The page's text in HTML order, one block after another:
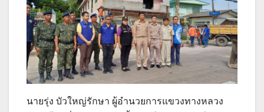
นายรุ่ง บัวใหญ่รักษา ผู้อำนวยการแขวงทางหลวง